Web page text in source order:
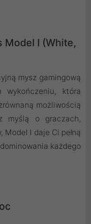
Model I (White,
mysz gamingową
wykończeniu, która
możliwością
myślą o graczach,
I daje Ci pełną
każdego